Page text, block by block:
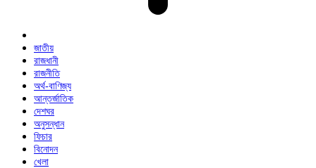
জাতীয়
রাজধানী
রাজনীতি
অর্থ-বাণিজ্য
আন্তর্জাতিক
দেশঘর
অনুসন্ধান
ফিচার
বিনোদন
খেলা